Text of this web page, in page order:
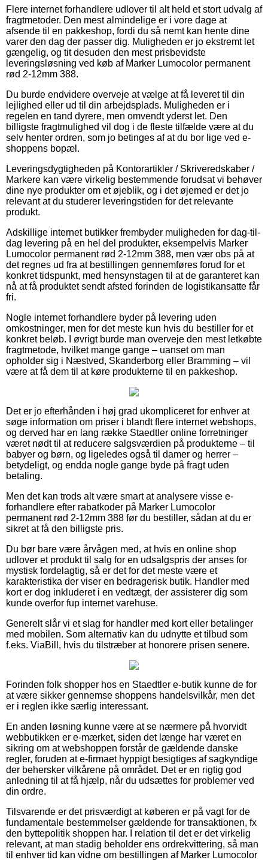
Flere internet forhandlere udlover til alt held et stort udvalg af
fragtmetoder. Den mest almindelige er i vore dage at
afsende til en pakkeshop, fordi du så nemt kan hente dine
varer den dag der passer dig. Muligheden er jo ekstremt let
gængelig, og tit desuden den mest prisbevidste
leveringsløsning ved køb af Marker Lumocolor permanent
rød 2-12mm 388.
Du burde endvidere overveje at vælge at få leveret til din
lejlighed eller ud til din arbejdsplads. Muligheden er i
regelen en tand dyrere, men omvendt yderst let. Den
billigste fragtmulighed vil dog i de fleste tilfælde være at du
selv henter ordren, som jo betinges af at du bor lige ved e-
shoppens bopæl.
Leveringsdygtigheden på Kontorartikler / Skriveredskaber /
Markere kan være virkelig bestemmende forudsat vi behøver
dine nye produkter om et øjeblik, og i det øjemed er det jo
relevant at du studerer leveringstiden for det relevante
produkt.
Adskillige internet butikker frembyder muligheden for dag-til-
dag levering på en hel del produkter, eksempelvis Marker
Lumocolor permanent rød 2-12mm 388, men vær obs på at
det regnes ud fra at bestillingen gennemføres forud for et
konkret tidspunkt, med hensynstagen til at de garanteret kan
nå at få produktet sendt afsted forinden de logistikansatte får
fri.
Nogle internet forhandlere byder på levering uden
omkostninger, men for det meste kun hvis du bestiller for et
konkret beløb. I øvrigt burde man overveje den mest letkøbte
fragtmetode, hvilket mange gange – uanset om man
opholder sig i Næstved, Skanderborg eller Bramming – vil
være at få dem til at køre produkterne til en pakkeshop.
Det er jo efterhånden i høj grad ukompliceret for enhver at
søge information om priser i blandt flere internet webshops,
og derved har en lang række Staedtler online forretninger
været nødt til at reducere salgsværdien på produkterne – til
babyer og børn, og ligeledes også til damer og herrer –
betydeligt, og endda nogle gange byde på fragt uden
betaling.
Men det kan trods alt være smart at analysere visse e-
forhandlere efter rabatkoder på Marker Lumocolor
permanent rød 2-12mm 388 før du bestiller, sådan at du er
sikret at få den billigste pris.
Du bør bare være årvågen med, at hvis en online shop
udlover et produkt til salg for en udsalgspris der anses for
mystisk fordelagtig, så er det for det meste være et
karakteristika der viser en bedragerisk butik. Handler med
kort er dog inkluderet i en vedtægt, der assisterer dig som
kunde overfor fup internet varehuse.
Generelt slår vi et slag for handler med kort eller betalinger
med mobilen. Som alternativ kan du udnytte et tilbud som
f.eks. ViaBill, hvis du tilstræber at honorere prisen senere.
Forinden folk shopper hos en Staedtler e-butik kunne de for
at være sikker gennemse shoppens handelsvilkår, men det
er i reglen ikke særlig interessant.
En anden løsning kunne være at se nærmere på hvorvidt
webbutikken er e-mærket, siden det længe har været en
sikring om at webshoppen forstår de gældende danske
regler, foruden at e-firmaet hyppigt besigtiges af sagkyndige
der behersker vilkårene på området. Det er en rigtig god
anledning til at få hjælp, når du udsættes for problemer ved
din ordre.
Tilsvarende er det prisværdigt at køberen er på vagt for de
fundamentale bestemmelser gældende for transaktionen, fx
den byttepolitik shoppen har. I relation til det er det virkelig
relevant, at man stadig beholder ens ordrekvittering, så man
til enhver tid kan vidne om bestillingen af Marker Lumocolor